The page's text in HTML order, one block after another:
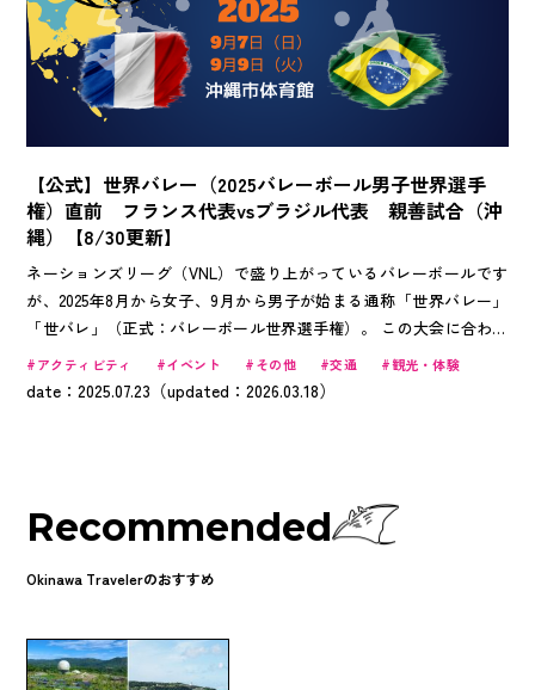
【公式】世界バレー（2025バレーボール男子世界選手
権）直前 フランス代表vsブラジル代表 親善試合（沖
縄）【8/30更新】
ネーションズリーグ（VNL）で盛り上がっているバレーボールです
が、2025年8月から女子、9月から男子が始まる通称「世界バレー」
「世バレ」（正式：バレーボール世界選手権）。 この大会に合わせ
て、沖縄にフランスとブラジルの男子代表チームが合宿と親善試合を
行う予定です。世界トップレベルのバレーボールを、沖縄で生で見れ
代表の試合をいち早くチェックして、世界バレーを120%楽しみませ
んか？
アクティビティ イベント その他 交通 観光・体験
date：2025.07.23（updated：2026.03.18）
Recommended
Okinawa Travelerのおすすめ